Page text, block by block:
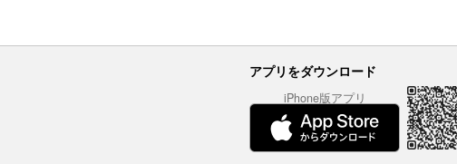
アプリをダウンロード
iPhone版アプリ